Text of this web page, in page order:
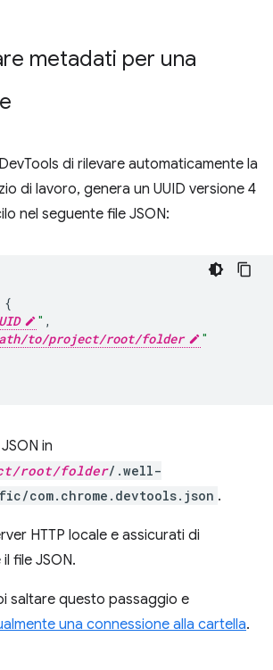
metadati per una
di rilevare automaticamente la
di lavoro, genera un UUID versione 4
nel seguente file JSON:
{
" ,
to/project/root/folder
"
in
root/folder/.well-
com.chrome.devtools.json .
HTTP locale e assicurati di
file JSON.
saltare questo passaggio e
una connessione alla cartella.